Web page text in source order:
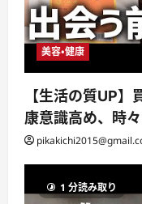
美容・健康
【生活の質UP
康意識高め、時
1 分読み取り